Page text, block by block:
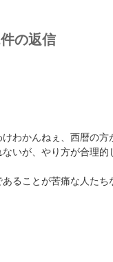
の返信
わかんねぇ、西暦の
いが、やり方が合理的
ることが苦痛な人たち